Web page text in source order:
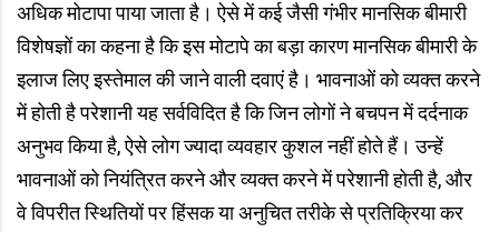
अधिक मोटापा पाया जाता है। ऐसे में कई जैसी गंभीर मानसिक बीमारी
विशेषज्ञों का कहना है कि इस मोटापे का बड़ा कारण मानसिक बीमारी के
इलाज लिए इस्तेमाल की जाने वाली दवाएं है। भावनाओं को व्यक्त करने
में होती है परेशानी यह सर्वविदित है कि जिन लोगों ने बचपन में दर्दनाक
अनुभव किया है, ऐसे लोग ज्यादा व्यवहार कुशल नहीं होते हैं। उन्हें
भावनाओं को नियंत्रित करने और व्यक्त करने में परेशानी होती है, और
वे विपरीत स्थितियों पर हिंसक या अनुचित तरीके से प्रतिक्रिया कर